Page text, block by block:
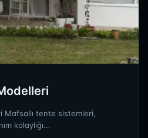
Mafsallı tente sistemleri,
kolaylığı...